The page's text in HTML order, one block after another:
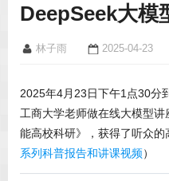
DeepSeek大模
林子雨 2025-04-23
2025年4月23日下午1点30分
工商大学老师做在线大模型
能高校科研》，获得了听众的
系列科普报告和讲课视频）